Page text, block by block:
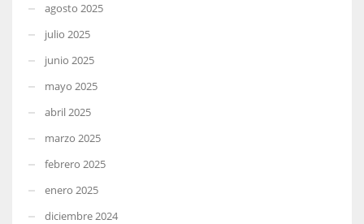
agosto 2025
julio 2025
junio 2025
mayo 2025
abril 2025
marzo 2025
febrero 2025
enero 2025
diciembre 2024